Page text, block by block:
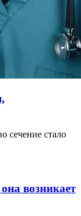
сечение стало
возникает